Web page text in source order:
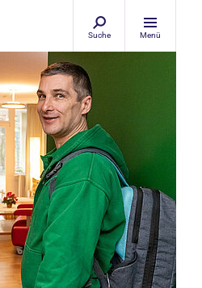
Suche Menü